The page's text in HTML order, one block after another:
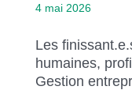
4 mai 2026
Les
humaines,
Gestion